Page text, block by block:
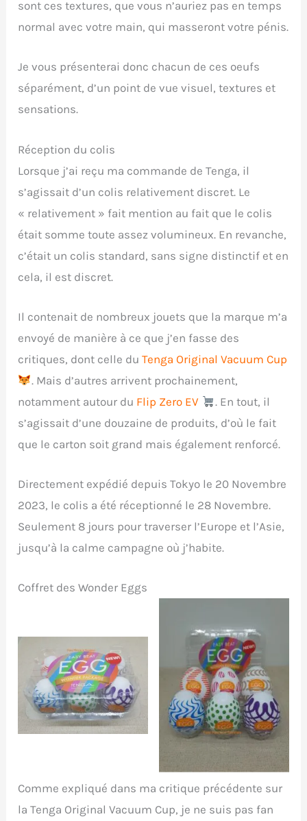
sont ces textures, que vous n’auriez pas en temps
normal avec votre main, qui masseront votre pénis.
Je vous présenterai donc chacun de ces oeufs
séparément, d’un point de vue visuel, textures et
sensations.
Réception du colis
Lorsque j’ai reçu ma commande de Tenga, il
s’agissait d’un colis relativement discret. Le
« relativement » fait mention au fait que le colis
était somme toute assez volumineux. En revanche,
c’était un colis standard, sans signe distinctif et en
cela, il est discret.
Il contenait de nombreux jouets que la marque m’a
envoyé de manière à ce que j’en fasse des
critiques, dont celle duTenga Original Vacuum Cup
. Mais d’autres arrivent prochainement,
notamment autour du Flip Zero EV
. En tout, il
s’agissait d’une douzaine de produits, d’où le fait
que le carton soit grand mais également renforcé.
Directement expédié depuis Tokyo le 20 Novembre
2023, le colis a été réceptionné le 28 Novembre.
Seulement 8 jours pour traverser l’Europe et l’Asie,
jusqu’à la calme campagne où j’habite.
Coffret des Wonder Eggs
Coffret non ouvert des
Wonder Eggs
Oeufs présents à
l’intérieur du coffret
Comme expliqué dans ma critique précédente sur
la Tenga Original Vacuum Cup, je ne suis pas fan